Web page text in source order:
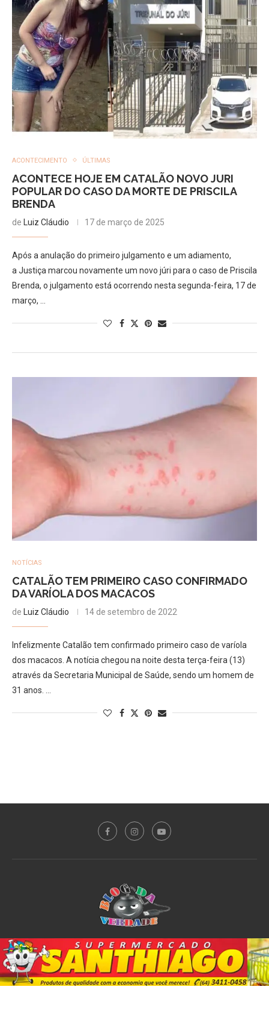
ACONTECIMENTO ÚLTIMAS
ACONTECE HOJE EM CATALÃO NOVO JURI
POPULAR DO CASO DA MORTE DE PRISCILA
BRENDA
de Luiz Cláudio 17 de março de 2025
Após a anulação do primeiro julgamento e um adiamento,
a Justiça marcou novamente um novo júri para o caso de Priscila
Brenda, o julgamento está ocorrendo nesta segunda-feira, 17 de
março, …
NOTÍCIAS
CATALÃO TEM PRIMEIRO CASO CONFIRMADO
DA VARÍOLA DOS MACACOS
de Luiz Cláudio 14 de setembro de 2022
Infelizmente Catalão tem confirmado primeiro caso de varíola
dos macacos. A notícia chegou na noite desta terça-feira (13)
através da Secretaria Municipal de Saúde, sendo um homem de
31 anos. …
Sobre o Blog Notícias Plantão Policial Acidente
Política
Esporte
@2020 - All Right Reserved. Designed and Developed byPortalDev